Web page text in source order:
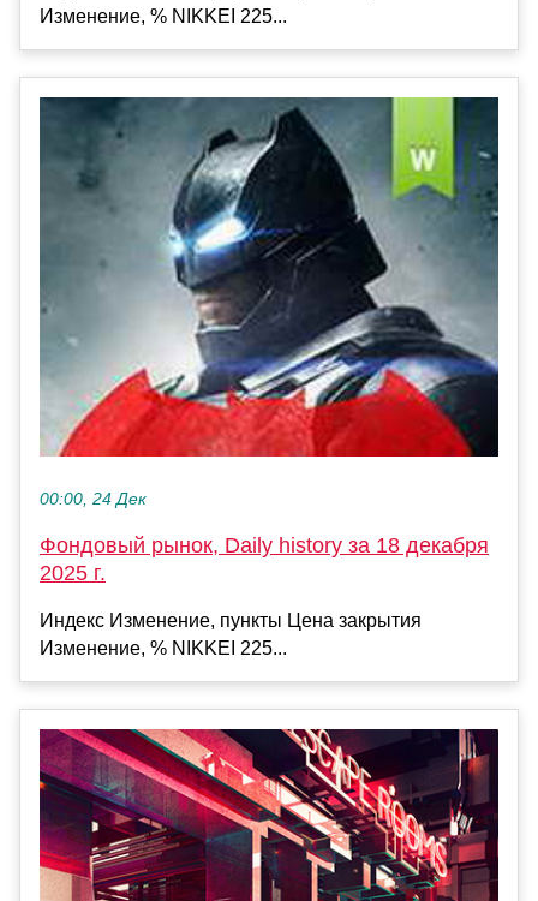
Изменение, % NIKKEI 225...
00:00, 24 Дек
Фондовый рынок, Daily history за 18 декабря
2025 г.
Индекс Изменение, пункты Цена закрытия
Изменение, % NIKKEI 225...